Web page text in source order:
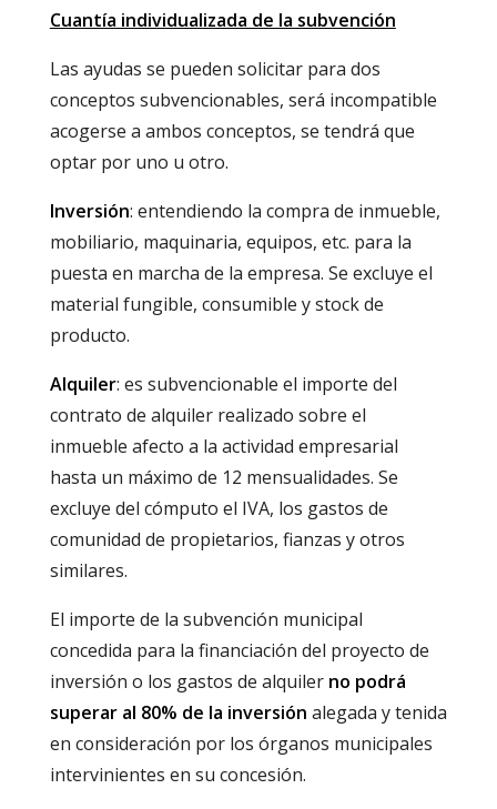
Cuantía individualizada de la subvención
Las ayudas se pueden solicitar para dos
conceptos subvencionables, será incompatible
acogerse a ambos conceptos, se tendrá que
optar por uno u otro.
Inversión: entendiendo la compra de inmueble,
mobiliario, maquinaria, equipos, etc. para la
puesta en marcha de la empresa. Se excluye el
material fungible, consumible y stock de
producto.
Alquiler: es subvencionable el importe del
contrato de alquiler realizado sobre el
inmueble afecto a la actividad empresarial
hasta un máximo de 12 mensualidades. Se
excluye del cómputo el IVA, los gastos de
comunidad de propietarios, fianzas y otros
similares.
El importe de la subvención municipal
concedida para la financiación del proyecto de
inversión o los gastos de alquiler no podrá
superar al 80% de la inversión alegada y tenida
en consideración por los órganos municipales
intervinientes en su concesión.